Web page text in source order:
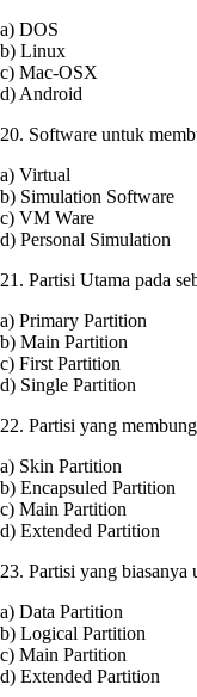
a) DOS
b) Linux
c) Mac-OSX
d) Android
20. Software untuk
a) Virtual
b) Simulation Software
c) VM Ware
d) Personal Simulation
21. Partisi Utama pada
a) Primary Partition
b) Main Partition
c) First Partition
d) Single Partition
22. Partisi yang
a) Skin Partition
b) Encapsuled Partition
c) Main Partition
d) Extended Partition
23. Partisi yang biasanya
a) Data Partition
b) Logical Partition
c) Main Partition
d) Extended Partition